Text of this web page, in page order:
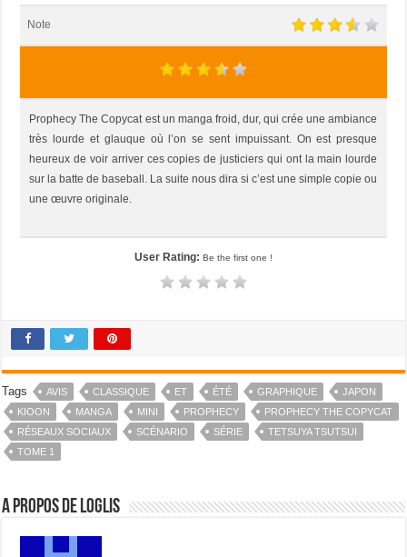
Note
Prophecy The Copycat est un manga froid, dur, qui crée une ambiance
très lourde et glauque où l’on se sent impuissant. On est presque
heureux de voir arriver ces copies de justiciers qui ont la main lourde
sur la batte de baseball. La suite nous dira si c’est une simple copie ou
une œuvre originale.
User Rating: Be the first one !
Tags AVIS CLASSIQUE ET ÉTÉ GRAPHIQUE
JAPON
KIOON
MANGA MINI PROPHECY
PROPHECY THE COPYCAT
RÉSEAUX SOCIAUX
SCÉNARIO SÉRIE
TETSUYA TSUTSUI
TOME 1
A propos de Loglis